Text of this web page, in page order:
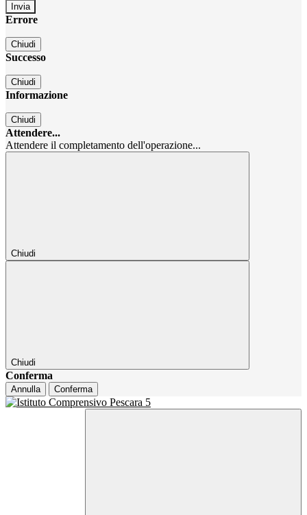
Errore
Chiudi
Successo
Chiudi
Informazione
Chiudi
Attendere...
Attendere il completamento dell'operazione...
Chiudi
Chiudi
Conferma
Annulla Conferma